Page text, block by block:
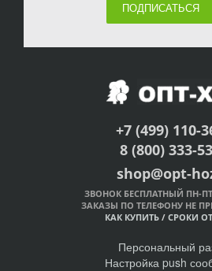
ПОДПИСАТЬСЯ
+7 (499) 110-
8 (800) 333-
shop@opt-
ЗВОНОК БЕСПЛАТНЫЙ ПН-ПТ
ЗАКАЗЫ ПО ТЕЛЕФОНУ НЕ
КАК КУПИТЬ / СРОКИ
Персональный
Настройка push